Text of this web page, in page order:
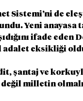
Sistemi’ni de
Yeni anayasa
ifade eden
adalet eksikliği
şantaj ve
değil milletin